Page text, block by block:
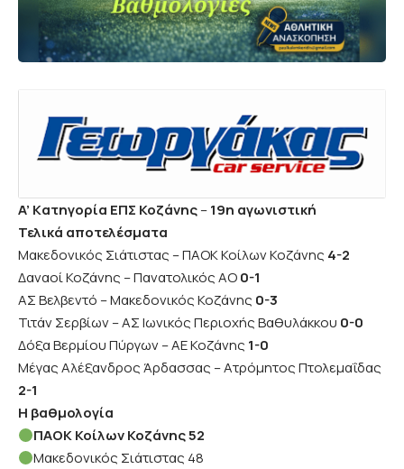
A’ Kατηγορία ΕΠΣ Κοζάνης–19η αγωνιστική
Τελικά αποτελέσματα
Μακεδονικός Σιάτιστας – ΠΑΟΚ Κοίλων Κοζάνης 4-2
Δαναοί Κοζάνης – Πανατολικός ΑΟ0-1
ΑΣ Βελβεντό – Μακεδονικός Κοζάνης 0-3
Τιτάν Σερβίων – ΑΣ Ιωνικός Περιοχής Βαθυλάκκου 0-0
Δόξα Βερμίου Πύργων – ΑΕ Κοζάνης 1-0
Μέγας Αλέξανδρος Άρδασσας – Ατρόμητος Πτολεμαΐδας
2-1
Η βαθμολογία
ΠΑΟΚ Κοίλων Κοζάνης 52
Μακεδονικός Σιάτιστας 48